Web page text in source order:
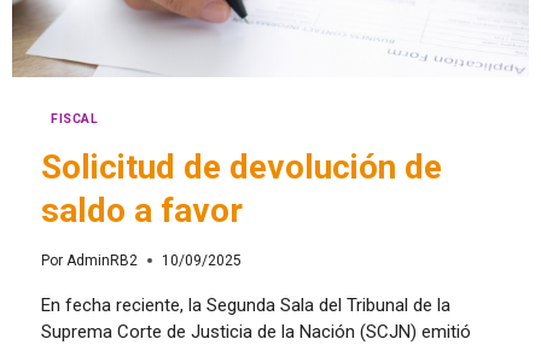
FISCAL
Solicitud de devolución de
saldo a favor
Por AdminRB2 10/09/2025
En fecha reciente, la Segunda Sala del Tribunal de la
Suprema Corte de Justicia de la Nación (SCJN) emitió